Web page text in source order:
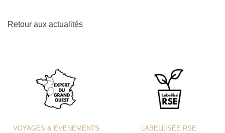
Retour aux actualités
VOYAGES & EVENEMENTS
LABELLISÉE RSE